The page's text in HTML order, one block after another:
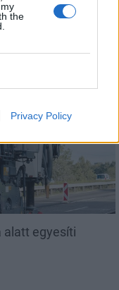
the
Privacy Policy
megyére
alatt egyesíti